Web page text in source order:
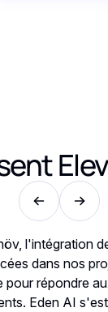
l'intégration
dans nos
pour répondre
Eden AI s'est